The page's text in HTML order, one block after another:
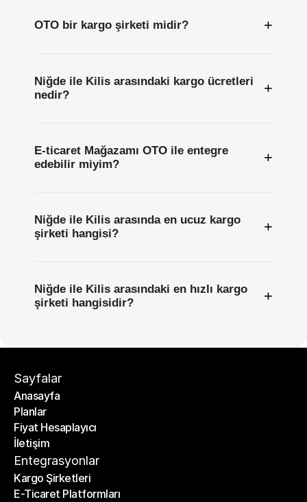
OTO bir kargo şirketi midir? +
Niğde ile Kilis arasındaki kargo ücretleri
nedir?
+
E-ticaret Mağazamı OTO ile entegre
edebilir miyim?
+
Niğde ile Kilis arasında en ucuz kargo
şirketi hangisi?
+
Niğde ile Kilis arasındaki en hızlı kargo
şirketi hangisidir?
+
Sayfalar
Anasayfa
Anasayfa
Planlar
Planlar
Fiyat Hesaplayıcı
Fiyat Hesaplayıcı
İletişim
İletişim
Entegrasyonlar
Kargo Şirketleri
Kargo Şirketleri
E-Ticaret Platformları